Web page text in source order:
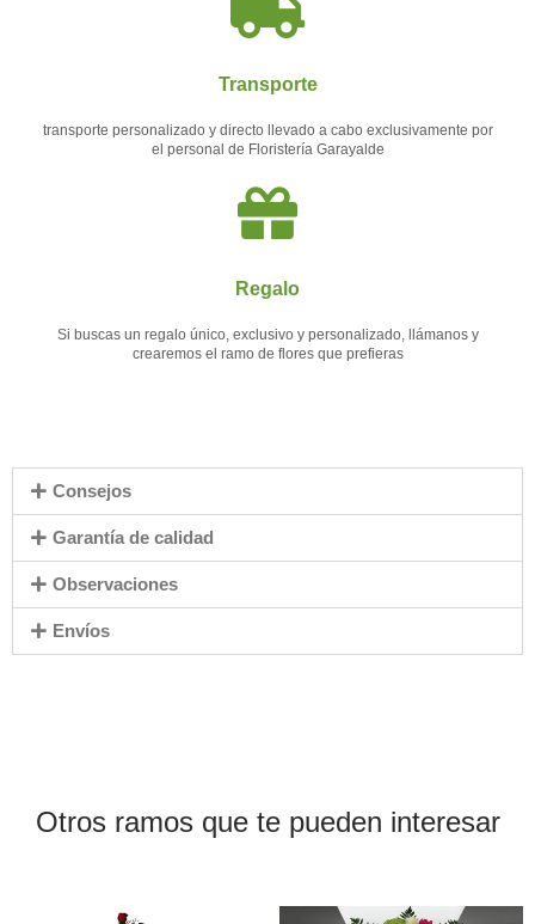
Transporte
transporte personalizado y directo llevado a cabo exclusivamente por
el personal de Floristería Garayalde
Regalo
Si buscas un regalo único, exclusivo y personalizado, llámanos y
crearemos el ramo de flores que prefieras
Consejos
Garantía de calidad
Observaciones
Envíos
Otros ramos que te pueden interesar